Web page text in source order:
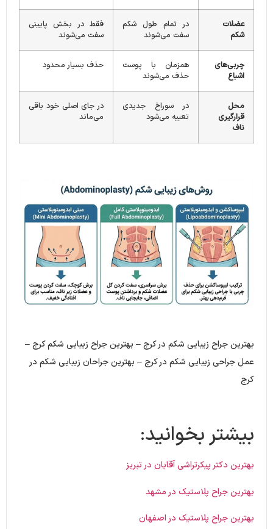
عضلات
شکم
در تمام طول شکم
سفت می‌شوند
فقط در بخش پایینی
سفت می‌شوند
چربی‌های
اشباع
همزمان با پوست
حذف می‌شوند
حذف بسیار محدود
محل
قرارگیری
ناف
در سوراخ جدیدی
تعبیه می‌شود
در جای اصلی خود باقی
می‌ماند
بهترین جراح زیبایی شکم در کرج – بهترین جراح زیبایی شکم کرج –
عمل جراحی زیبایی شکم در کرج – بهترین جراحان زیبایی شکم در
کرج
بیشتر بخوانید:
بهترین دکتر پیکرتراشی آقایان در تبریز
بهترین جراح پلاستیک در مشهد
بهترین جراح پلاستیک در اصفهان